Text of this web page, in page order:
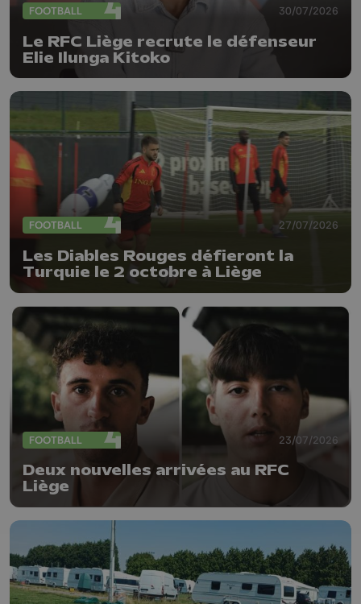
FOOTBALL 30/07/2026
Le RFC Liège recrute le défenseur
Elie Ilunga Kitoko
FOOTBALL 27/07/2026
Les Diables Rouges défieront la
Turquie le 2 octobre à Liège
FOOTBALL 23/07/2026
Deux nouvelles arrivées au RFC
Liège